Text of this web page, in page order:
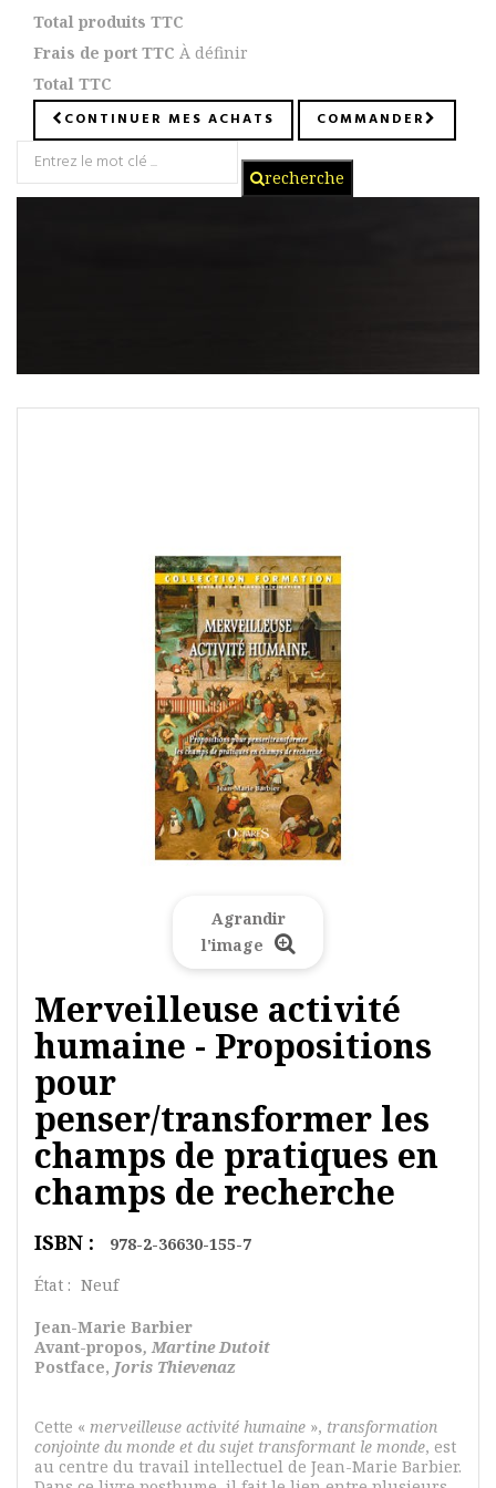
Total produits TTC
Frais de port TTC À définir
Total TTC
CONTINUER MES ACHATS COMMANDER
recherche
Agrandir
l'image
Merveilleuse activité
humaine - Propositions
pour
penser/transformer les
champs de pratiques en
champs de recherche
ISBN :
978-2-36630-155-7
État : Neuf
Jean-Marie Barbier
Avant-propos, Martine Dutoit
Postface, Joris Thievenaz
Cette « merveilleuse activité humaine », transformation
conjointe du monde et du sujet transformant le monde, est
au centre du travail intellectuel de Jean-Marie Barbier.